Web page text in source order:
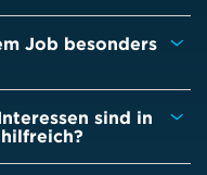
Job besonders
sind in